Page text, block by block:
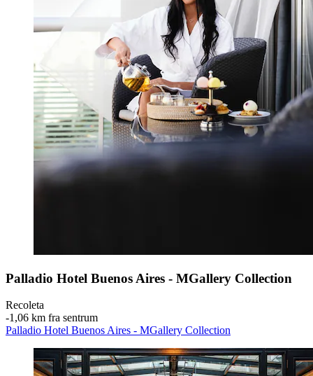
Palladio Hotel Buenos Aires - MGallery Collection
Recoleta
‐1,06 km fra sentrum
Palladio Hotel Buenos Aires - MGallery Collection